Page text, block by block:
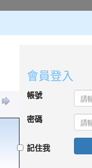
會員登入
帳號
密碼
記住我